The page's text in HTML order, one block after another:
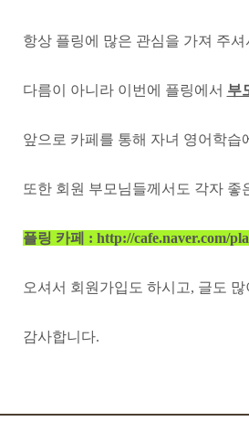
항상 플링에 많은 관심을 가져 주
다름이 아니라 이번에 플링에서 부
앞으로 카페를 통해 자녀 영어학
또한 회원 부모님들께서도 각자
플링 카페 : http://cafe.naver.com/
오셔서 회원가입도 하시고, 글도
감사합니다.